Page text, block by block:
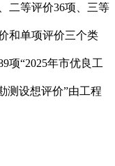
二等评价36项、三等
和单项评价三个类
项“2025年市优良工
测设想评价”由工程